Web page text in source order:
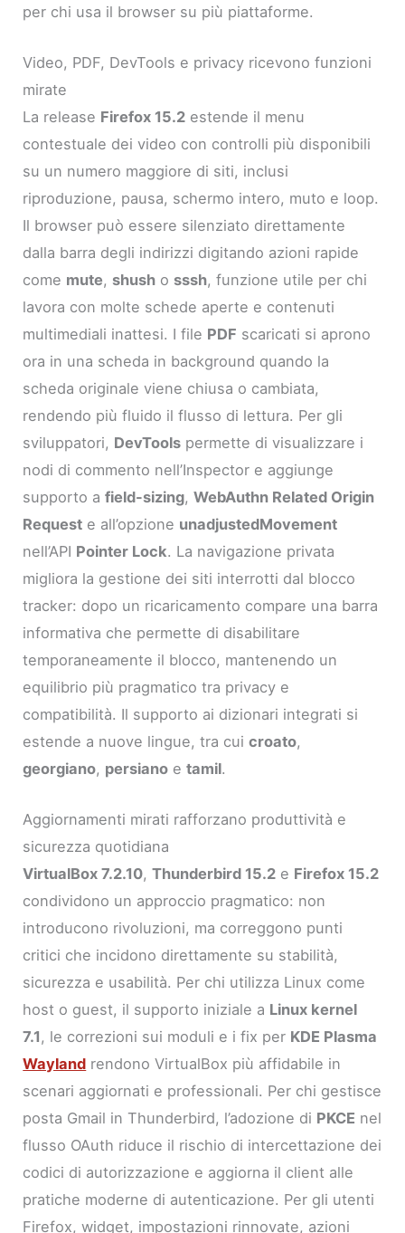
per chi usa il browser su più piattaforme.
Video, PDF, DevTools e privacy ricevono funzioni
mirate
La release Firefox 15.2 estende il menu
contestuale dei video con controlli più disponibili
su un numero maggiore di siti, inclusi
riproduzione, pausa, schermo intero, muto e loop.
Il browser può essere silenziato direttamente
dalla barra degli indirizzi digitando azioni rapide
come mute, shush o sssh, funzione utile per chi
lavora con molte schede aperte e contenuti
multimediali inattesi. I file PDF scaricati si aprono
ora in una scheda in background quando la
scheda originale viene chiusa o cambiata,
rendendo più fluido il flusso di lettura. Per gli
sviluppatori, DevTools permette di visualizzare i
nodi di commento nell’Inspector e aggiunge
supporto afield-sizing,WebAuthn Related Origin
Request e all’opzione unadjustedMovement
nell’API Pointer Lock. La navigazione privata
migliora la gestione dei siti interrotti dal blocco
tracker: dopo un ricaricamento compare una barra
informativa che permette di disabilitare
temporaneamente il blocco, mantenendo un
equilibrio più pragmatico tra privacy e
compatibilità. Il supporto ai dizionari integrati si
estende a nuove lingue, tra cuicroato,
georgiano, persiano etamil.
Aggiornamenti mirati rafforzano produttività e
sicurezza quotidiana
VirtualBox 7.2.10,Thunderbird 15.2 e Firefox 15.2
condividono un approccio pragmatico: non
introducono rivoluzioni, ma correggono punti
critici che incidono direttamente su stabilità,
sicurezza e usabilità. Per chi utilizza Linux come
host o guest, il supporto iniziale a Linux kernel
7.1, le correzioni sui moduli e i fix per KDE Plasma
Wayland rendono VirtualBox più affidabile in
scenari aggiornati e professionali. Per chi gestisce
posta Gmail in Thunderbird, l’adozione di PKCE nel
flusso OAuth riduce il rischio di intercettazione dei
codici di autorizzazione e aggiorna il client alle
pratiche moderne di autenticazione. Per gli utenti
Firefox, widget, impostazioni rinnovate, azioni